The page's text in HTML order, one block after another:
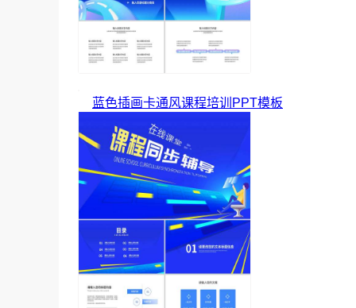
蓝色插画卡通风课程培训PPT模板